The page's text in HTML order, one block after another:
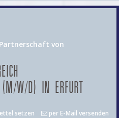
von
(M/W/D) IN ERFURT
setzen per E-Mail versenden